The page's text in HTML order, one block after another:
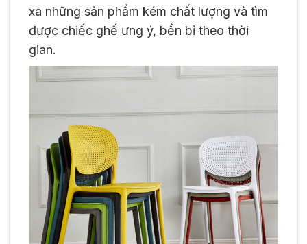
xa những sản phẩm kém chất lượng và tìm
được chiếc ghế ưng ý, bền bỉ theo thời
gian.